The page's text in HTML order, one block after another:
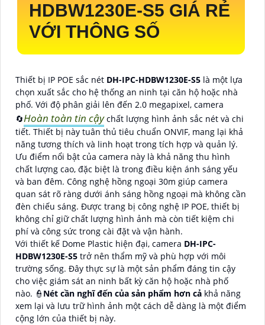
HDBW1230E-S5 GIÁ RẺ
VỚI THÔNG SỐ
Thiết bị IP POE sắc nét DH-IPC-HDBW1230E-S5 là một lựa
chọn xuất sắc cho hệ thống an ninh tại căn hộ hoặc nhà
phố. Với độ phân giải lên đến 2.0 megapixel, camera
🔄Hoàn toàn tin cậychất lượng hình ảnh sắc nét và chi
tiết. Thiết bị này tuân thủ tiêu chuẩn ONVIF, mang lại khả
năng tương thích và linh hoạt trong tích hợp và quản lý.
Ưu điểm nổi bật của camera này là khả năng thu hình
chất lượng cao, đặc biệt là trong điều kiện ánh sáng yếu
và ban đêm. Công nghệ hồng ngoại 30m giúp camera
quan sát rõ ràng dưới ánh sáng hồng ngoại mà không cần
đèn chiếu sáng. Được trang bị công nghệ IP POE, thiết bị
không chỉ giữ chất lượng hình ảnh mà còn tiết kiệm chi
phí và công sức trong cài đặt và vận hành.
Với thiết kế Dome Plastic hiện đại, camera DH-IPC-
HDBW1230E-S5 trở nên thẩm mỹ và phù hợp với môi
trường sống. Đây thực sự là một sản phẩm đáng tin cậy
cho việc giám sát an ninh bất kỳ căn hộ hoặc nhà phố
nào. 👮Nét cần nghĩ đến của sản phẩm hơn cả khả năng
xem lại và lưu trữ hình ảnh một cách dễ dàng là một điểm
cộng lớn của thiết bị này.